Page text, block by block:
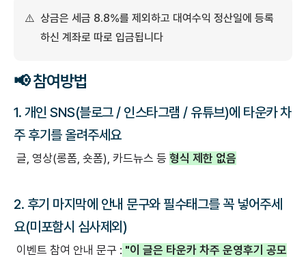
⚠️ 상금은 세금 8.8%를 제외하고 대여수익 정산일에 등록
하신 계좌로 따로 입금됩니다
📢 참여방법
1. 개인 SNS(블로그 / 인스타그램 / 유튜브)에 타운카 차
주 후기를 올려주세요
글, 영상(롱폼, 숏폼), 카드뉴스 등 형식 제한 없음
2. 후기 마지막에 안내 문구와 필수태그를 꼭 넣어주세
요(미포함시 심사제외)
이벤트 참여 안내 문구 : "이 글은 타운카 차주 운영후기 공모